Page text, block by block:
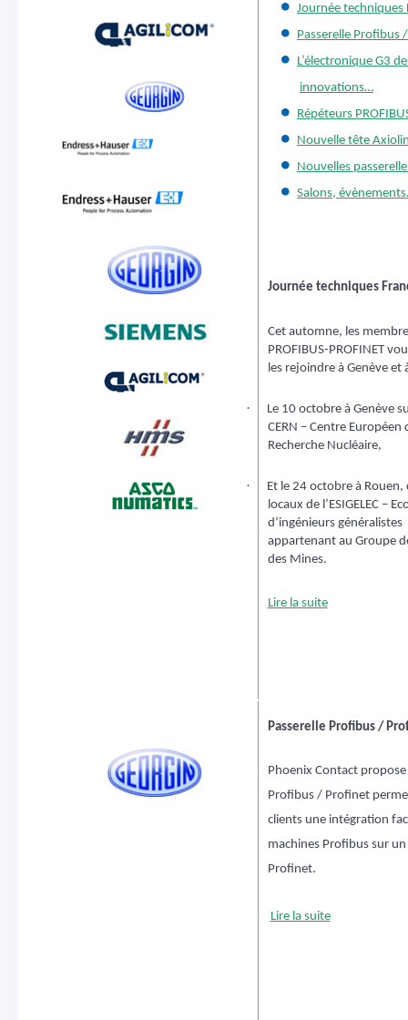
Journée techniques
Passerelle Profibus
L’électronique G3
innovations…
Répéteurs
Nouvelle tête
Nouvelles
Salons,
Journée techniques
Cet automne, les
PROFIBUS-PROFINET
les rejoindre à Genève et
·
Le 10 octobre à Genève
CERN – Centre Européen
Recherche Nucléaire,
·
Et le 24 octobre à Rouen,
locaux de l’ESIGELEC –
d’ingénieurs généralistes
appartenant au Groupe
des Mines.
Lire la suite
Passerelle Profibus /
Phoenix Contact propose
Profibus / Profinet
clients une intégration
machines Profibus sur un
Profinet.
Lire la suite